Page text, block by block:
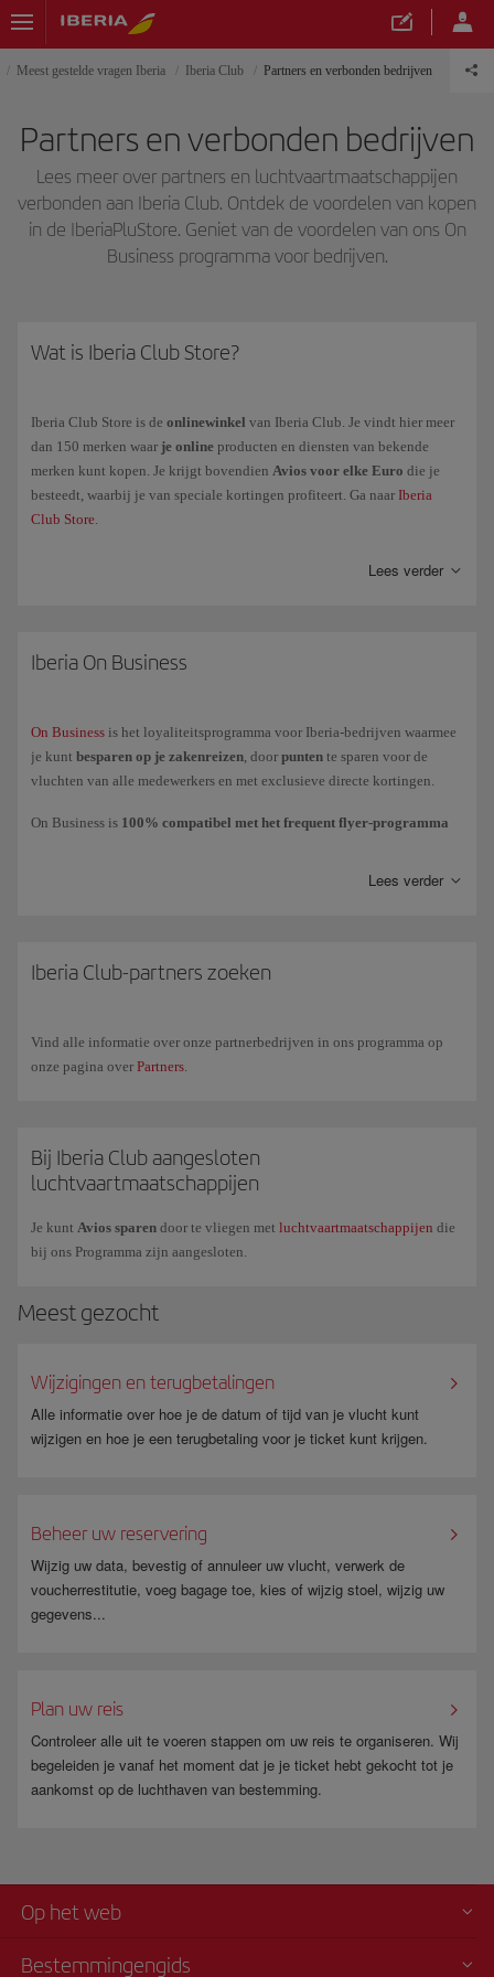
Meest gestelde vragen Iberia Iberia Club Partners en verbonden bedrijven
Partners en verbonden bedrijven
Lees meer over partners en luchtvaartmaatschappijen
verbonden aan Iberia Club. Ontdek de voordelen van kopen
in de IberiaPluStore. Geniet van de voordelen van ons On
Business programma voor bedrijven.
Wat is Iberia Club Store?
Iberia Club Store is de onlinewinkel van Iberia Club. Je vindt hier meer
dan 150 merken waar je online producten en diensten van bekende
merken kunt kopen. Je krijgt bovendien Avios voor elke Euro die je
besteedt, waarbij je van speciale kortingen profiteert. Ga naar Iberia
Club Store.
Lees verder
Iberia On Business
On Business is het loyaliteitsprogramma voor Iberia-bedrijven waarmee
je kunt besparen op je zakenreizen, door punten te sparen voor de
vluchten van alle medewerkers en met exclusieve directe kortingen.
On Business is 100% compatibel met het frequent flyer-programma
sparen op hun account of persoonlijk kaart.
Iberia en British Airways.
veelgestelde vragen (FAQ)
of je kunt ook commerciële informatie
aanvragen via onsformulier
Lees verder
Iberia Club-partners zoeken
Vind alle informatie over onze partnerbedrijven in ons programma op
onze pagina over Partners.
Bij Iberia Club aangesloten
luchtvaartmaatschappijen
Je kunt Avios sparen door te vliegen met luchtvaartmaatschappijen die
bij ons Programma zijn aangesloten.
Meest gezocht
Wijzigingen en terugbetalingen
Alle informatie over hoe je de datum of tijd van je vlucht kunt
wijzigen en hoe je een terugbetaling voor je ticket kunt krijgen.
Beheer uw reservering
Wijzig uw data, bevestig of annuleer uw vlucht, verwerk de
voucherrestitutie, voeg bagage toe, kies of wijzig stoel, wijzig uw
gegevens...
Plan uw reis
Controleer alle uit te voeren stappen om uw reis te organiseren. Wij
begeleiden je vanaf het moment dat je je ticket hebt gekocht tot je
aankomst op de luchthaven van bestemming.
Op het web
Bestemmingengids